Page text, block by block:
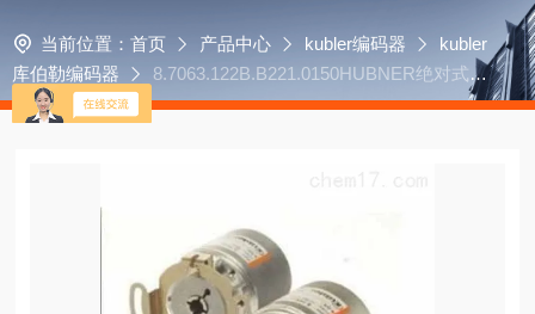
当前位置： 首页 产品中心 kubler编码器
kubler
库伯勒编码器
8.7063.122B.B221.0150HUBNER绝对式编
码器HOG9DN1024I